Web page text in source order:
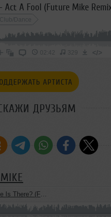
Act A Fool (Future Mike
Club/Dance
02:42 329 </>
АРТИСТА
ДРУЗЬЯМ
Remix) 2026 Radio